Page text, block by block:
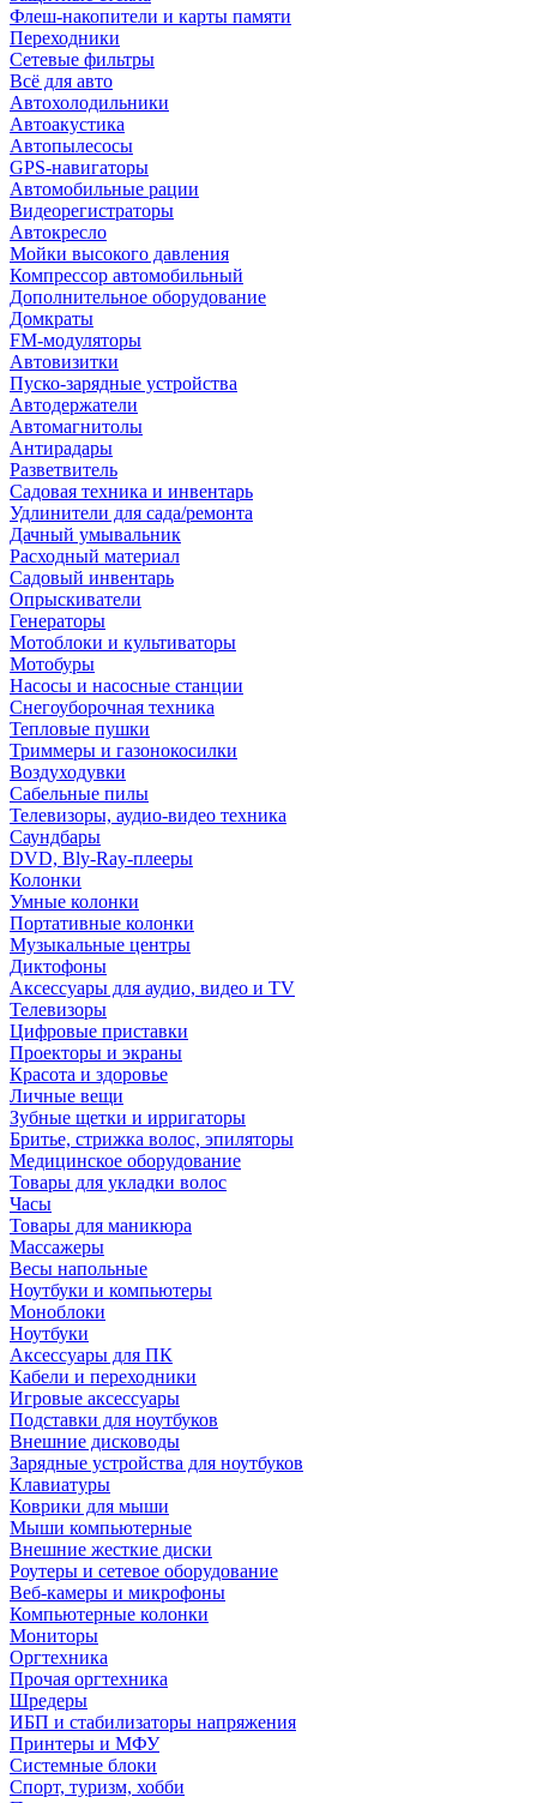
Флеш-накопители и карты памяти
Переходники
Сетевые фильтры
Всё для авто
Автохолодильники
Автоакустика
Автопылесосы
GPS-навигаторы
Автомобильные рации
Видеорегистраторы
Автокресло
Мойки высокого давления
Компрессор автомобильный
Дополнительное оборудование
Домкраты
FM-модуляторы
Автовизитки
Пуско-зарядные устройства
Автодержатели
Автомагнитолы
Антирадары
Разветвитель
Садовая техника и инвентарь
Удлинители для сада/ремонта
Дачный умывальник
Расходный материал
Садовый инвентарь
Опрыскиватели
Генераторы
Мотоблоки и культиваторы
Мотобуры
Насосы и насосные станции
Снегоуборочная техника
Тепловые пушки
Триммеры и газонокосилки
Воздуходувки
Сабельные пилы
Телевизоры, аудио-видео техника
Саундбары
DVD, Bly-Ray-плееры
Колонки
Умные колонки
Портативные колонки
Музыкальные центры
Диктофоны
Аксессуары для аудио, видео и TV
Телевизоры
Цифровые приставки
Проекторы и экраны
Красота и здоровье
Личные вещи
Зубные щетки и ирригаторы
Бритье, стрижка волос, эпиляторы
Медицинское оборудование
Товары для укладки волос
Часы
Товары для маникюра
Массажеры
Весы напольные
Ноутбуки и компьютеры
Моноблоки
Ноутбуки
Аксессуары для ПК
Кабели и переходники
Игровые аксессуары
Подставки для ноутбуков
Внешние дисководы
Зарядные устройства для ноутбуков
Клавиатуры
Коврики для мыши
Мыши компьютерные
Внешние жесткие диски
Роутеры и сетевое оборудование
Веб-камеры и микрофоны
Компьютерные колонки
Мониторы
Оргтехника
Прочая оргтехника
Шредеры
ИБП и стабилизаторы напряжения
Принтеры и МФУ
Системные блоки
Спорт, туризм, хобби